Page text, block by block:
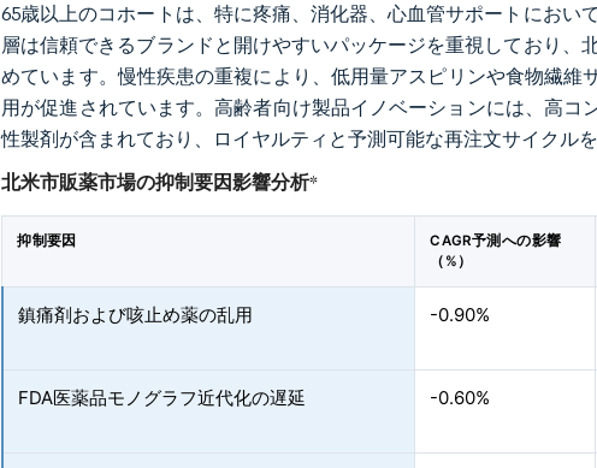
65歳以上のコホートは、特に疼痛、消化器、心血管サポートにお
層は信頼できるブランドと開けやすいパッケージを重視しており
めています。慢性疾患の重複により、低用量アスピリンや食物繊
用が促進されています。高齢者向け製品イノベーションには、高
性製剤が含まれており、ロイヤルティと予測可能な再注文サイクルを
北米市販薬市場の抑制要因影響分析*
抑制要因
CAGR予測への影響
（%）
鎮痛剤および咳止め薬の乱用 -0.90%
FDA医薬品モノグラフ近代化の遅延 -0.60%